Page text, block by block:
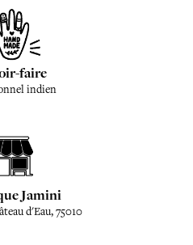
faire
indien
Jamini
d'Eau, 75010